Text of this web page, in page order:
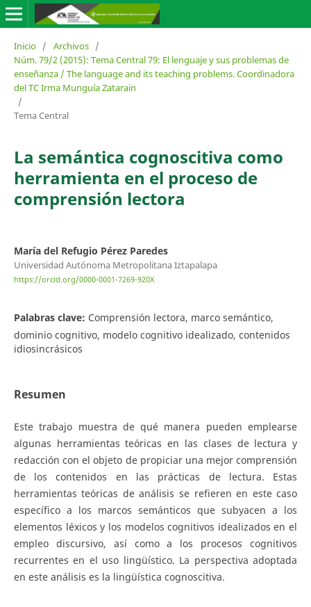
Inicio / Archivos /
Núm. 79/2 (2015): Tema Central 79: El lenguaje y sus problemas de
enseñanza / The language and its teaching problems. Coordinadora
del TC Irma Munguía Zatarain
/
Tema Central
La semántica cognoscitiva como
herramienta en el proceso de
comprensión lectora
María del Refugio Pérez Paredes
Universidad Autónoma Metropolitana Iztapalapa
https://orcid.org/0000-0001-7269-920X
Palabras clave: Comprensión lectora, marco semántico,
dominio cognitivo, modelo cognitivo idealizado, contenidos
idiosincrásicos
Resumen
Este trabajo muestra de qué manera pueden emplearse
algunas herramientas teóricas en las clases de lectura y
redacción con el objeto de propiciar una mejor comprensión
de los contenidos en las prácticas de lectura. Estas
herramientas teóricas de análisis se refieren en este caso
específico a los marcos semánticos que subyacen a los
elementos léxicos y los modelos cognitivos idealizados en el
empleo discursivo, así como a los procesos cognitivos
recurrentes en el uso lingüístico. La perspectiva adoptada
en este análisis es la lingüística cognoscitiva.